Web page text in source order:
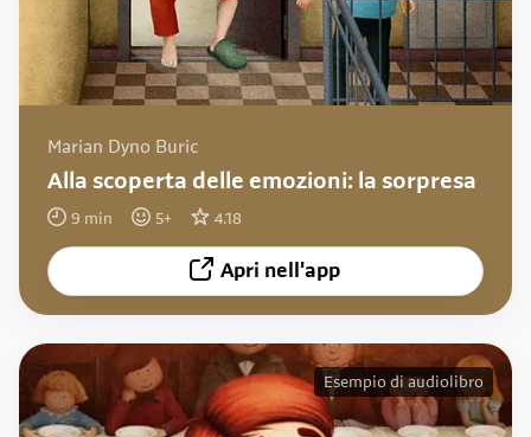
Marian Dyno Buric
Alla scoperta delle emozioni: la sorpresa
9 min 5+ 4.18
Apri nell'app
Esempio di audiolibro